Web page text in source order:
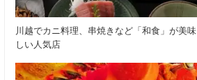
川越でカニ料理、串焼きなど「和食」が美味
しい人気店